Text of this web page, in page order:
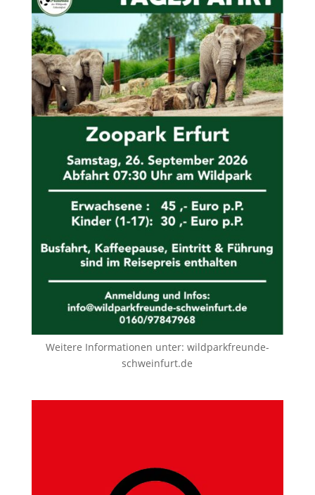
Weitere Informationen unter: wildparkfreunde-
schweinfurt.de